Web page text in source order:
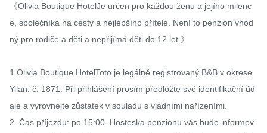
《Olivia Boutique HotelJe určen pro každou ženu a jejího milenc
e, společníka na cesty a nejlepšího přítele. Není to penzion vhod
ný pro rodiče a děti a nepřijímá děti do 12 let.》
1.Olivia Boutique HotelToto je legálně registrovaný B&B v okrese
Yilan: č. 1871. Při přihlášení prosím předložte své identifikační úd
aje a vyrovnejte zůstatek v souladu s vládními nařízeními.
2. Čas příjezdu: po 15:00. Hosteska penzionu vás bude informov